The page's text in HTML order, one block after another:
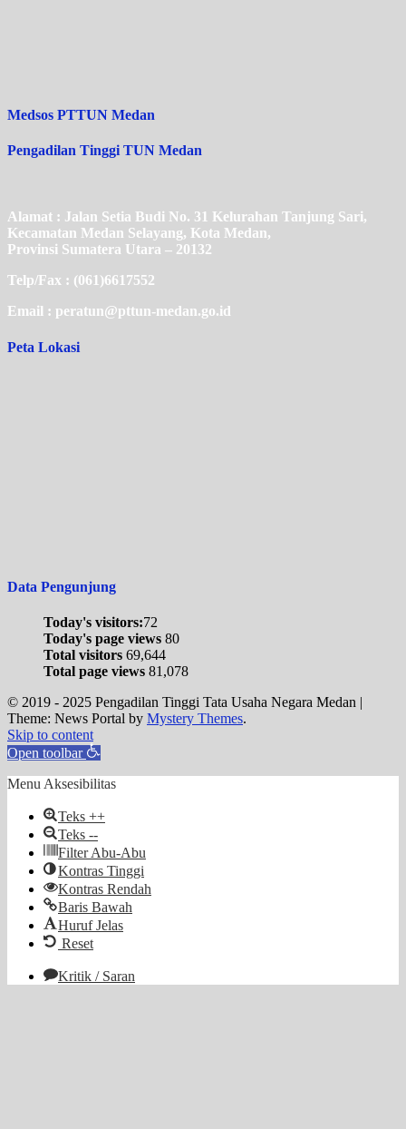
Medsos PTTUN Medan
Pengadilan Tinggi TUN Medan
Alamat : Jalan Setia Budi No. 31 Kelurahan Tanjung Sari,
Kecamatan Medan Selayang, Kota Medan,
Provinsi Sumatera Utara – 20132
Telp/Fax : (061)6617552
Email : peratun@pttun-medan.go.id
Peta Lokasi
Data Pengunjung
Today's visitors:72
Today's page views 80
Total visitors 69,644
Total page views 81,078
© 2019 - 2025 Pengadilan Tinggi Tata Usaha Negara Medan
Theme: News Portal by Mystery Themes.
Skip to content
Open toolbar
Menu Aksesibilitas
Teks ++
Teks --
Filter Abu-Abu
Kontras Tinggi
Kontras Rendah
Baris Bawah
Huruf Jelas
Reset
Kritik / Saran